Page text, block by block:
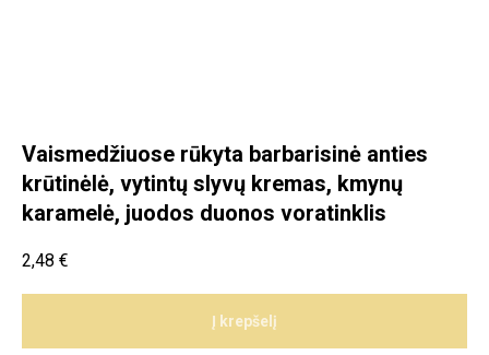
Vaismedžiuose rūkyta barbarisinė anties
krūtinėlė, vytintų slyvų kremas, kmynų
karamelė, juodos duonos voratinklis
2,48 €
Į krepšelį